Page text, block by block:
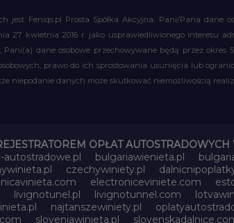
jest Feniqs.pl Prosta Spółka Akcyjna. Pani/Pana
27 kwietnia 2016 r. jako usprawiedliwionego interesu
dane osobowe przechowywane będą przez
prawo do ich sprostowania usunięcia lub
niepodanie danych może skutkować niemożliwością
OPŁAT
autostradowe.pl bulgariawienieta.pl
czechywiniety.pl
electroniceviniete.com
livignotunel.pl livignotunnel.com
najtanszewiniety.pl
sloveniawinieta.pl